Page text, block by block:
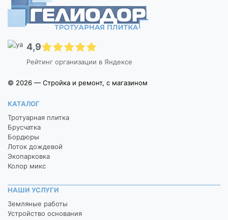
4,9
Рейтинг организации в Яндексе
© 2026 — Стройка и ремонт, с магазином
КАТАЛОГ
Тротуарная плитка
Брусчатка
Бордюры
Лоток дождевой
Экопарковка
Колор микс
НАШИ УСЛУГИ
Земляные работы
Устройство основания